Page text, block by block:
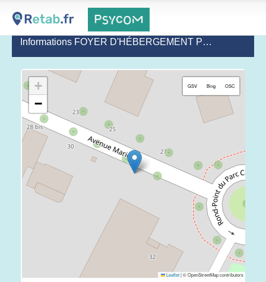
Informations FOYER D'HÉBERGEMENT POUR TRAVAILLEURS D'ESAT - ARPEI
+
−
GSV Bing OSC
Leaflet|© OpenStreetMap contributors